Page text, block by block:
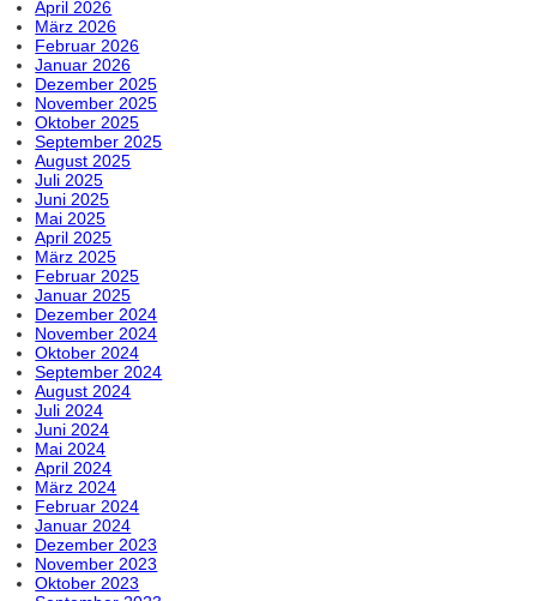
April 2026
März 2026
Februar 2026
Januar 2026
Dezember 2025
November 2025
Oktober 2025
September 2025
August 2025
Juli 2025
Juni 2025
Mai 2025
April 2025
März 2025
Februar 2025
Januar 2025
Dezember 2024
November 2024
Oktober 2024
September 2024
August 2024
Juli 2024
Juni 2024
Mai 2024
April 2024
März 2024
Februar 2024
Januar 2024
Dezember 2023
November 2023
Oktober 2023